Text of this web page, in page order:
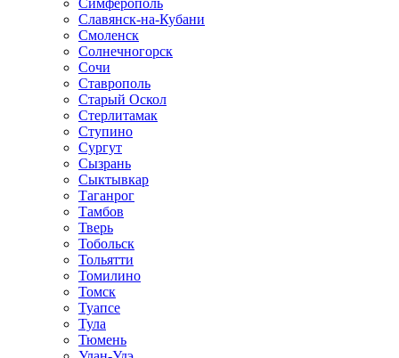
Симферополь
Славянск-на-Кубани
Смоленск
Солнечногорск
Сочи
Ставрополь
Старый Оскол
Стерлитамак
Ступино
Сургут
Сызрань
Сыктывкар
Таганрог
Тамбов
Тверь
Тобольск
Тольятти
Томилино
Томск
Туапсе
Тула
Тюмень